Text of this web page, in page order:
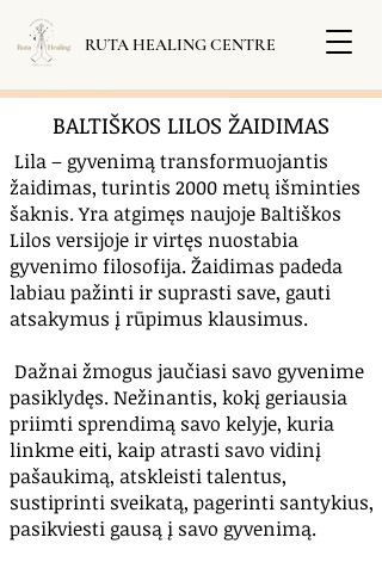
RUTA HEALING CENTRE
BALTIŠKOS LILOS ŽAIDIMAS
Lila – gyvenimą transformuojantis
žaidimas, turintis 2000 metų išminties
šaknis. Yra atgimęs naujoje Baltiškos
Lilos versijoje ir virtęs nuostabia
gyvenimo filosofija. Žaidimas padeda
labiau pažinti ir suprasti save, gauti
atsakymus į rūpimus klausimus.
Dažnai žmogus jaučiasi savo gyvenime
pasiklydęs. Nežinantis, kokį geriausia
priimti sprendimą savo kelyje, kuria
linkme eiti, kaip atrasti savo vidinį
pašaukimą, atskleisti talentus,
sustiprinti sveikatą, pagerinti santykius,
pasikviesti gausą į savo gyvenimą.